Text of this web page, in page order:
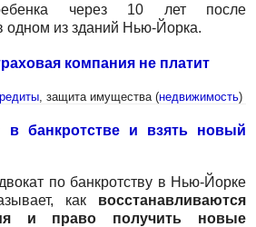
через 10 лет после
одном из зданий Нью-Йорка.
компания не платит
, защита имущества (недвижимость)
в банкротстве и взять новый
по банкротству в Нью-Йорке
как восстанавливаются
и право получить новые